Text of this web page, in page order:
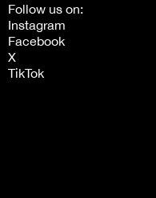
Follow us on:
Instagram
Facebook
X
TikTok